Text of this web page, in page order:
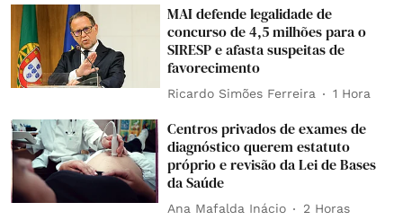
MAI defende legalidade de
concurso de 4,5 milhões para o
SIRESP e afasta suspeitas de
favorecimento
Ricardo Simões Ferreira 1 Hora
Centros privados de exames de
diagnóstico querem estatuto
próprio e revisão da Lei de Bases
da Saúde
Ana Mafalda Inácio 2 Horas